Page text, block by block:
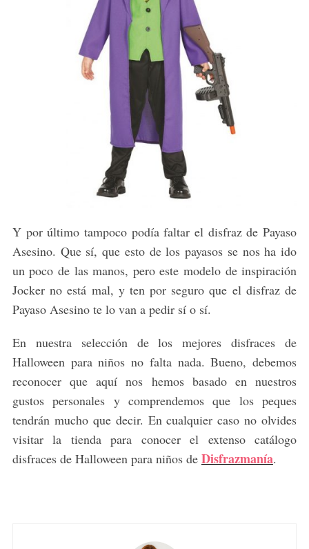
Y por último tampoco podía faltar el disfraz de Payaso
Asesino. Que sí, que esto de los payasos se nos ha ido
un poco de las manos, pero este modelo de inspiración
Jocker no está mal, y ten por seguro que el disfraz de
Payaso Asesino te lo van a pedir sí o sí.
En nuestra selección de los mejores disfraces de
Halloween para niños no falta nada. Bueno, debemos
reconocer que aquí nos hemos basado en nuestros
gustos personales y comprendemos que los peques
tendrán mucho que decir. En cualquier caso no olvides
visitar la tienda para conocer el extenso catálogo
disfraces de Halloween para niños de Disfrazmanía.